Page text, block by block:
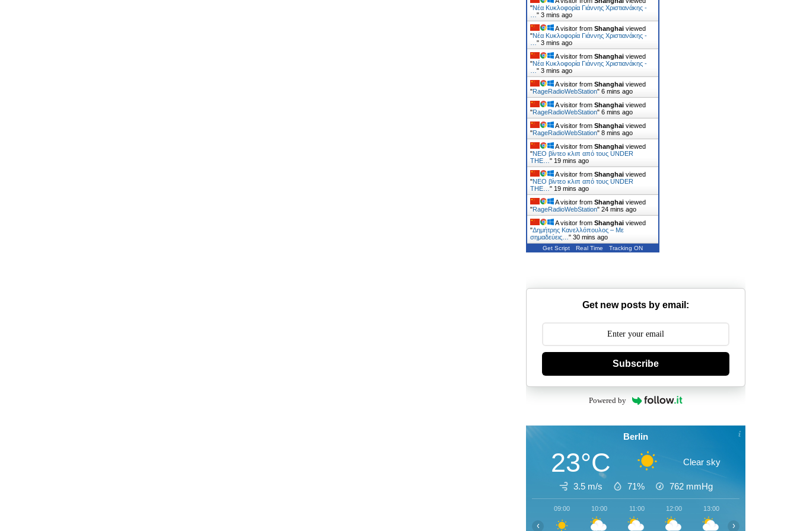
"Νέα Κυκλοφορία Γιάννης Χριστιανάκης -
" 3 mins ago
A visitor from Shanghai viewed
"Νέα Κυκλοφορία Γιάννης Χριστιανάκης -
" 3 mins ago
A visitor from Shanghai viewed
"Νέα Κυκλοφορία Γιάννης Χριστιανάκης -
" 3 mins ago
A visitor from Shanghai viewed
"RageRadioWebStation" 6 mins ago
A visitor from Shanghai viewed
"RageRadioWebStation" 6 mins ago
A visitor from Shanghai viewed
"RageRadioWebStation" 8 mins ago
A visitor from Shanghai viewed
"NEΟ βίντεο κλιπ από τους UNDER
THE… " 19 mins ago
A visitor from Shanghai viewed
"NEΟ βίντεο κλιπ από τους UNDER
THE… " 19 mins ago
A visitor from Shanghai viewed
"RageRadioWebStation" 24 mins ago
A visitor from Shanghai viewed
"Δημήτρης Κανελλόπουλος – Με
σημαδεύεις… " 30 mins ago
Get Script Real Time Tracking ON
Get new posts by email:
Subscribe
Powered by
Berlin
23°C Clear sky
3.5 m/s 71% 762 mmHg
09:00 10:00 11:00 12:00 13:00
‹ ›